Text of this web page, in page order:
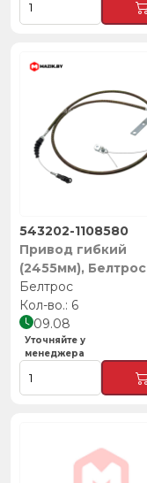
Привод гибкий
(2455мм), Белтрос
543202-1108580
Белтрос
6
09.08
Уточняйте у
менеджера